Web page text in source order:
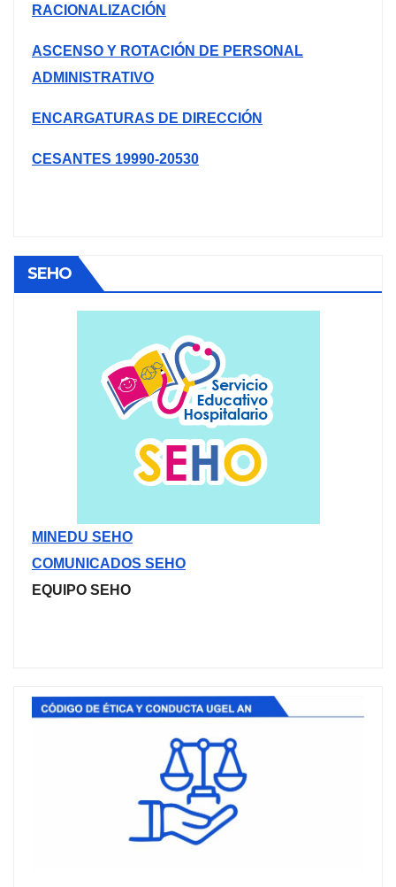
RACIONALIZACIÓN
ASCENSO Y ROTACIÓN DE PERSONAL
ADMINISTRATIVO
ENCARGATURAS DE DIRECCIÓN
CESANTES 19990-20530
SEHO
MINEDU SEHO
COMUNICADOS SEHO
EQUIPO SEHO